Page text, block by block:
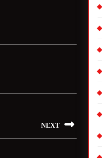
NEXT